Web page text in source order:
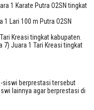
1 Karate Putra O2SN tingkat
1 Lari 100 m Putra O2SN
Kreasi tingkat kabupaten.
7) Juara 1 Tari Kreasi tingkat
siswi berprestasi tersebut
lainnya agar berprestasi di